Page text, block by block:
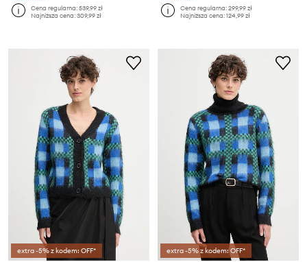
Cena regularna:539,99 zł
Najniższa cena:309,99 zł
Cena regularna:299,99 zł
Najniższa cena:124,99 zł
extra -5% z kodem: OFF* extra -5% z kodem: OFF*